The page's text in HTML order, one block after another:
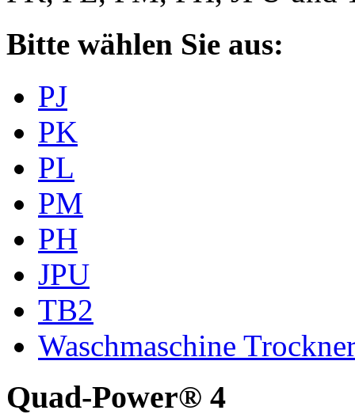
Bitte wählen Sie aus:
PJ
PK
PL
PM
PH
JPU
TB2
Waschmaschine
Quad-Power® 4